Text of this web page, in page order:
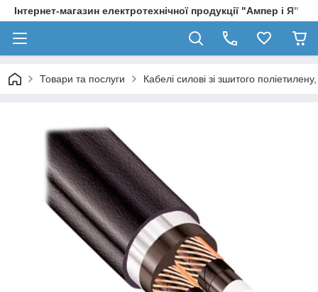
Інтернет-магазин електротехнічної продукції "Ампер і Я"
Товари та послуги Кабелі силові зі зшитого